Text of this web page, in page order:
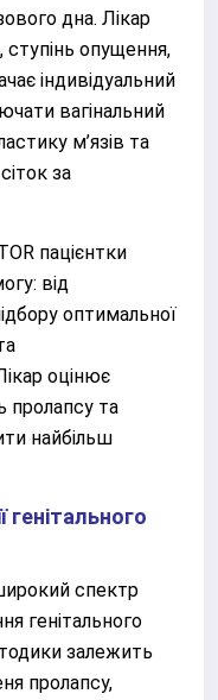
дна. Лікар
ступінь опущення,
індивідуальний
вагінальний
м’язів та
за
пацієнтки
від
оптимальної
оцінює
пролапсу та
найбільш
генітального
спектр
генітального
залежить
пролапсу,